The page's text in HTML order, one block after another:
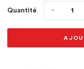
Quantité